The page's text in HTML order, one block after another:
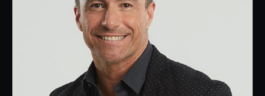
FS